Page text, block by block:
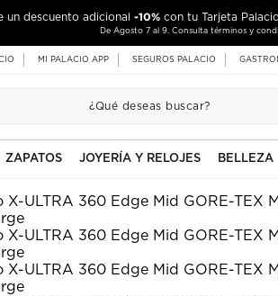
un descuento adicional -10% con tu Tarjeta
De Agosto 7 al 9. Consulta términos y
MI PALACIO APP SEGUROS PALACIO
ZAPATOS JOYERÍA Y RELOJES BELLEZA